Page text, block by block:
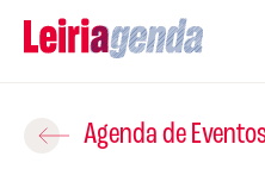
Agenda
Agenda de
Adicionar ao